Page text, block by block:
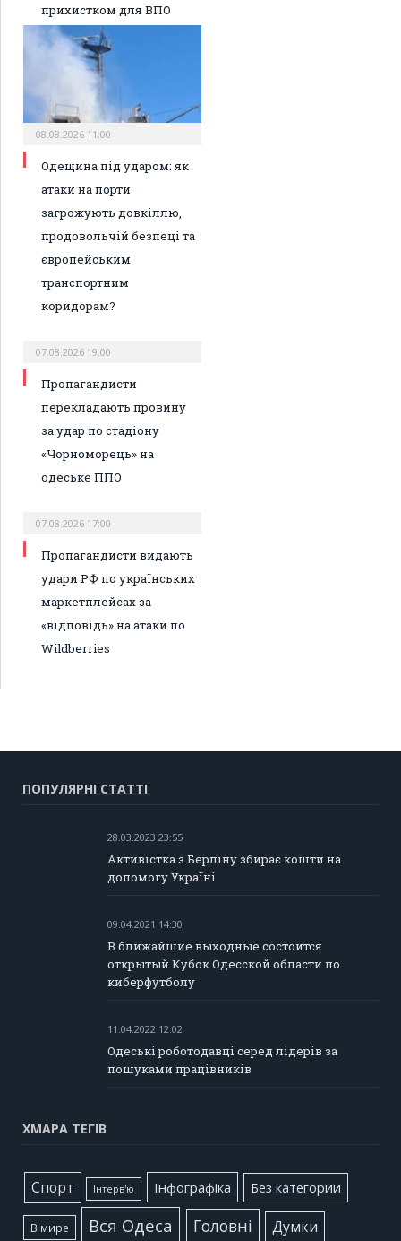
прихистком для ВПО
08.08.2026 11:00
Одещина під ударом: як
атаки на порти
загрожують довкіллю,
продовольчій безпеці та
європейським
транспортним
коридорам?
07.08.2026 19:00
Пропагандисти
перекладають провину
за удар по стадіону
«Чорноморець» на
одеське ППО
07.08.2026 17:00
Пропагандисти видають
удари РФ по українських
маркетплейсах за
«відповідь» на атаки по
Wildberries
ПОПУЛЯРНІ СТАТТІ
28.03.2023 23:55
Активістка з Берліну збирає кошти на
допомогу Україні
09.04.2021 14:30
В ближайшие выходные состоится
открытый Кубок Одесской области по
киберфутболу
11.04.2022 12:02
Одеські роботодавці серед лідерів за
пошуками працівників
ХМАРА ТЕГІВ
Cпорт Інтерв'ю Інфографіка Без категории
В мире Вся Одеса Головні Думки